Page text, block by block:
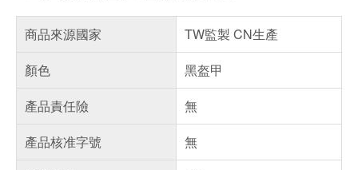
商品來源國家
TW監製 CN生產
顏色
黑盔甲
產品責任險
無
產品核准字號
無